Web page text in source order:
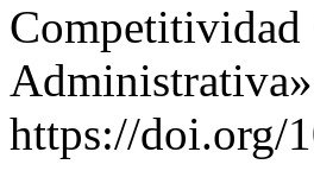
Competitividad
https://doi.org/